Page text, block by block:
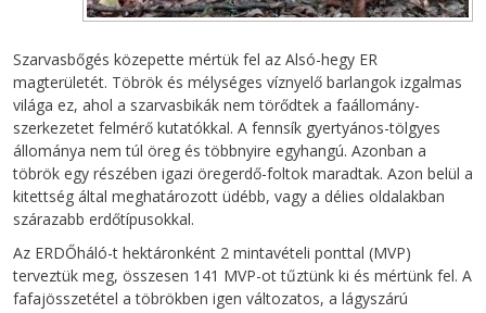
Szarvasbőgés közepette mértük fel az Alsó-hegy ER
magterületét. Töbrök és mélységes víznyelő barlangok izgalmas
világa ez, ahol a szarvasbikák nem törődtek a faállomány-
szerkezetet felmérő kutatókkal. A fennsík gyertyános-tölgyes
állománya nem túl öreg és többnyire egyhangú. Azonban a
töbrök egy részében igazi öregerdő-foltok maradtak. Azon belül a
kitettség által meghatározott üdébb, vagy a délies oldalakban
szárazabb erdőtípusokkal.
Az ERDŐháló-t hektáronként 2 mintavételi ponttal (MVP)
terveztük meg, összesen 141 MVP-ot tűztünk ki és mértünk fel. A
fafajösszetétel a töbrökben igen változatos, a lágyszárú